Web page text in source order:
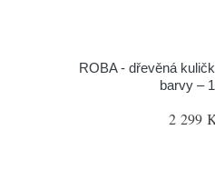
ROBA - dřevěná
barvy –
2 299